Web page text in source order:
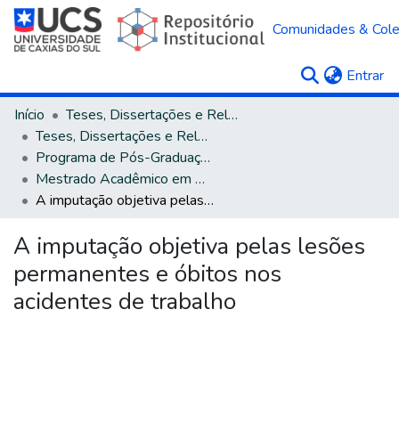
Comunidades &
Entrar
Início
Teses, Dissertações e Relatórios
Teses, Dissertações e Relatórios defendidos na UCS
Programa de Pós-Graduação em Direito
Mestrado Acadêmico em Direito
A imputação objetiva pelas lesões permanentes e óbitos nos acidentes de trabalho
A imputação objetiva pelas lesões
permanentes e óbitos nos
acidentes de trabalho